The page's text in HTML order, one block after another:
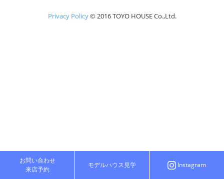
Privacy Policy© 2016 TOYO HOUSE Co.,Ltd.
お問い合わせ
来店予約
モデルハウス見学 Instagram